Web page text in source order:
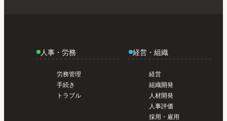
人事・労務
労務管理
手続き
トラブル
経営・組織
経営
組織開発
人材開発
人事評価
採用・雇用